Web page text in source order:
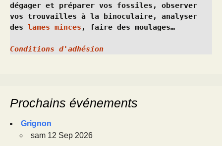
dégager et préparer vos fossiles, observer
vos trouvailles à la binoculaire, analyser
des lames minces , faire des moulages…
Conditions d'adhésion
Prochains événements
Grignon
sam 12 Sep 2026